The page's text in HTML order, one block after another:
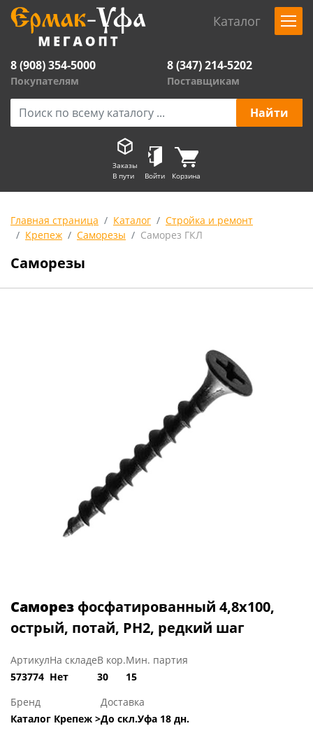
Каталог
8 (908) 354-5000
Покупателям
8 (347) 214-5202
Поставщикам
Заказы
В пути
Войти Корзина
Главная страница Каталог
Стройка и ремонт
Крепеж
Саморезы Саморез ГКЛ
Саморезы
Саморез фосфатированный 4,8х100,
острый, потай, PH2, редкий шаг
Артикул
573774
На складе
Нет
В кор.
30
Мин. партия
15
Бренд
Каталог Крепеж >
Доставка
До скл.Уфа 18 дн.